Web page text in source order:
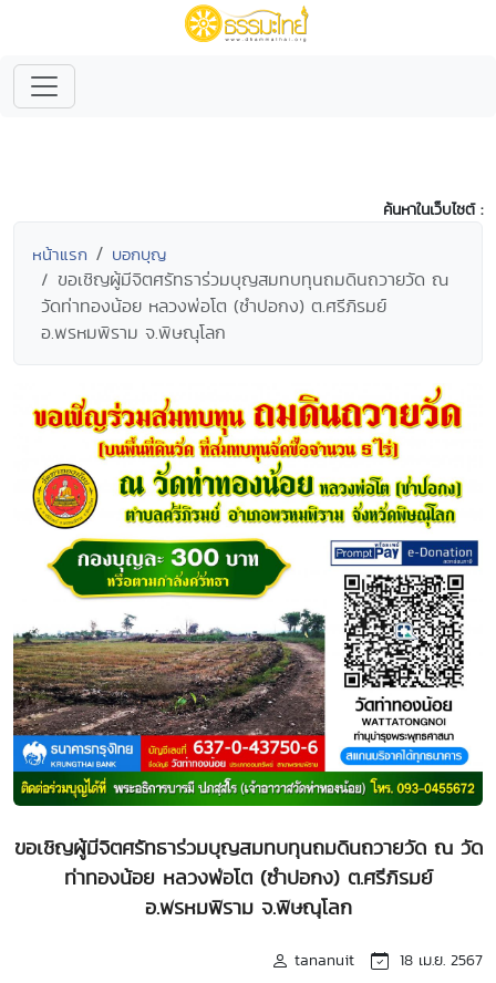
ค้นหาในเว็บไซต์ :
หน้าแรก บอกบุญ
ขอเชิญผู้มีจิตศรัทธาร่วมบุญสมทบทุนถมดินถวายวัด ณ
วัดท่าทองน้อย หลวงพ่อโต (ซำปอกง) ต.ศรีภิรมย์
อ.พรหมพิราม จ.พิษณุโลก
ขอเชิญผู้มีจิตศรัทธาร่วมบุญสมทบทุนถมดินถวายวัด ณ วัด
ท่าทองน้อย หลวงพ่อโต (ซำปอกง) ต.ศรีภิรมย์
อ.พรหมพิราม จ.พิษณุโลก
tananuit 18 เม.ย. 2567